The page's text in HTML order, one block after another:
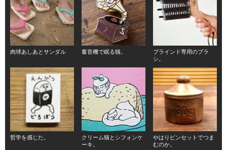
肉球あしあとサンダル 蓄音機で眠る猫。
ブラインド専用のブラ
シ。
哲学を感じた。
クリーム猫とシフォンケ
ーキ。
やはりピンセットでつま
むのか。